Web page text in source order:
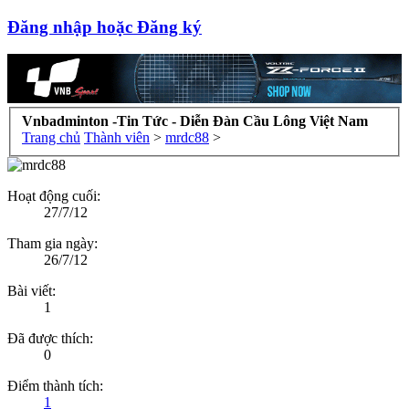
Đăng nhập hoặc Đăng ký
Vnbadminton -Tin Tức - Diễn Đàn Cầu Lông Việt Nam
Trang chủ Thành viên > mrdc88 >
Hoạt động cuối:
27/7/12
Tham gia ngày:
26/7/12
Bài viết:
1
Đã được thích:
0
Điểm thành tích:
1